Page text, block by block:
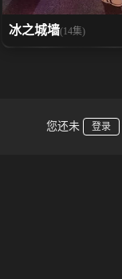
冰之城墙(14集)
您还未 登录